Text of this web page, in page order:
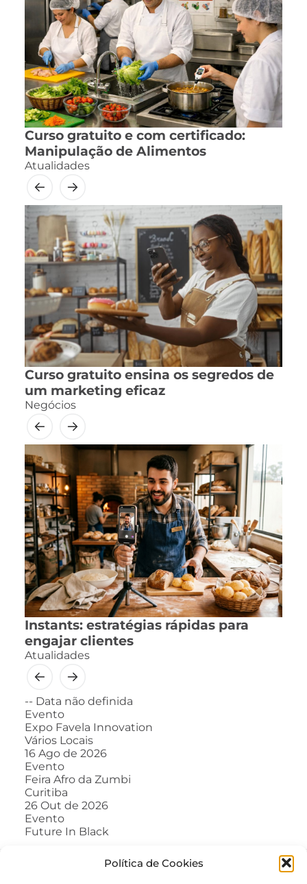
Política de Cookies
Curso gratuito e com certificado:
Manipulação de Alimentos
Atualidades
Curso gratuito ensina os segredos de
um marketing eficaz
Negócios
Instants: estratégias rápidas para
engajar clientes
Atualidades
-- Data não definida
Evento
Expo Favela Innovation
Vários Locais
16 Ago de 2026
Evento
Feira Afro da Zumbi
Curitiba
26 Out de 2026
Evento
Future In Black